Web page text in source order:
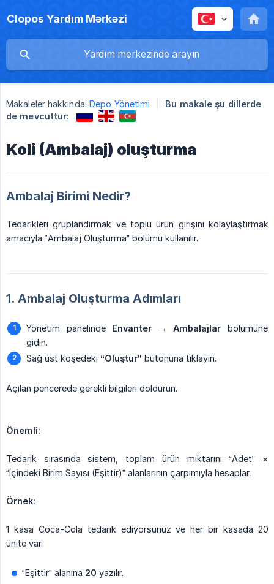
Clopos Yardım Mərkəzi
Makaleler hakkında: Depo Yönetimi
Bu makale şu dillerde
de mevcuttur:
Koli (Ambalaj) oluşturma
Ambalaj Birimi Nedir?
Tedarikleri gruplandırmak ve toplu ürün girişini kolaylaştırmak
amacıyla “Ambalaj Oluşturma” bölümü kullanılır.
1. Ambalaj Oluşturma Adımları
Yönetim panelinde Envanter → Ambalajlar bölümüne
gidin.
Sağ üst köşedeki “Oluştur” butonuna tıklayın.
Açılan pencerede gerekli bilgileri doldurun.
Önemli:
Tedarik sırasında sistem, toplam ürün miktarını “Adet” ×
“İçindeki Birim Sayısı (Eşittir)” alanlarının çarpımıyla hesaplar.
Örnek:
1 kasa Coca-Cola tedarik ediyorsunuz ve her bir kasada 20
ünite var.
“Eşittir” alanına 20 yazılır.